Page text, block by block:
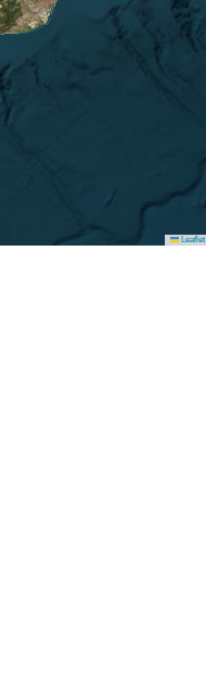
Leaflet